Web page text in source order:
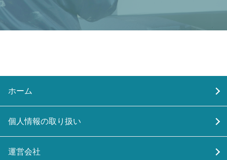
ホーム
個人情報の取り扱い
運営会社